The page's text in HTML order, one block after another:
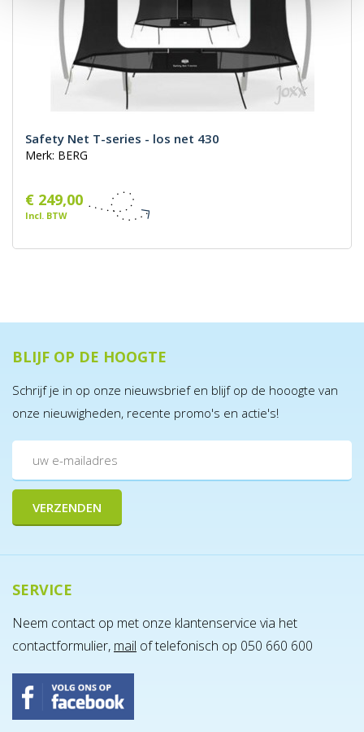
Safety Net T-series - los net 430
Merk: BERG
€ 249,00
Incl. BTW
BLIJF OP DE HOOGTE
Schrijf je in op onze nieuwsbrief en blijf op de hooogte van
onze nieuwigheden, recente promo's en actie's!
SERVICE
Neem contact op met onze klantenservice via het
contactformulier, mail of telefonisch op 050 660 600